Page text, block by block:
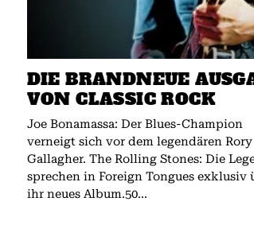
DIE BRANDNEUE
VON CLASSIC ROCK
Joe Bonamassa: Der Blues-Champion
verneigt sich vor dem legendären Rory
Gallagher. The Rolling Stones: Die Legenden
sprechen in Foreign Tongues exklusiv
ihr neues Album.50...